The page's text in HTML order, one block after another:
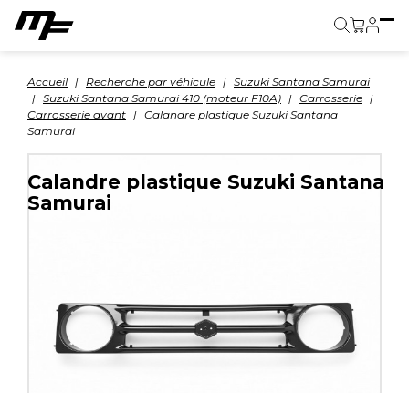
Accueil Recherche par véhicule
Suzuki Santana Samurai
Suzuki Santana Samurai 410 (moteur F10A)
Carrosserie
Carrosserie avant
Calandre plastique Suzuki Santana
Samurai
Calandre plastique Suzuki Santana
Samurai